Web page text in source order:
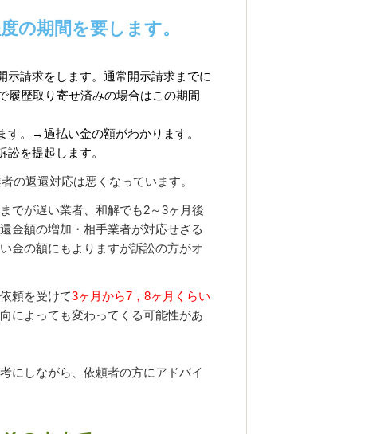
の期間を要します。
示請求をします。通常開示請求までに
履歴取り寄せ済みの場合はこの期間
す。→過払い金の額がわかります。
を提起します。
の返還対応は悪くなっています。
でが遅い業者、和解でも2～3ヶ月後
金額の増加・相手業者が対応せざる
金の額にもよりますが訴訟の方がオ
頼を受けて3ヶ月から7，8ヶ月くらい
によっても変わってくる可能性があ
にしながら、依頼者の方にアドバイ